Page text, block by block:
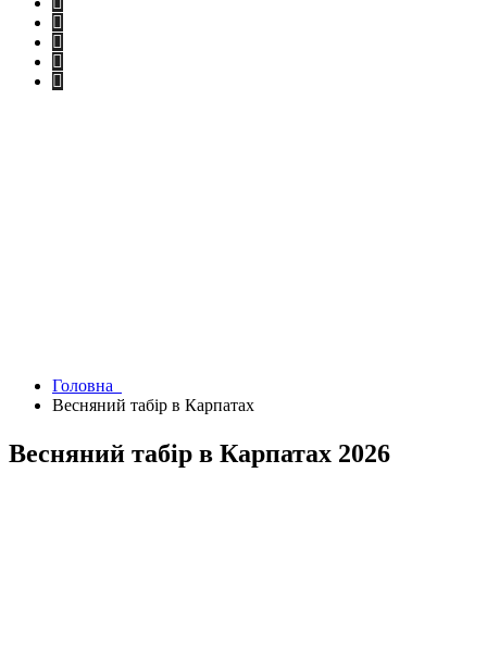
Головна
Весняний табір в Карпатах
Весняний табір в Карпатах 2026